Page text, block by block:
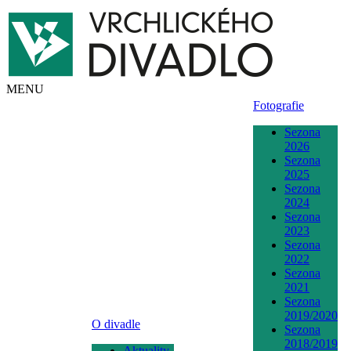
MENU
O divadle
Fotografie
Sezona
2026
Sezona
2025
Sezona
2024
Sezona
2023
Sezona
2022
Sezona
2021
Sezona
2019/2020
Sezona
2018/2019